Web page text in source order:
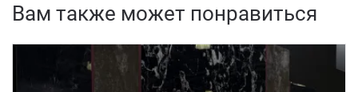
Вам также может понравиться